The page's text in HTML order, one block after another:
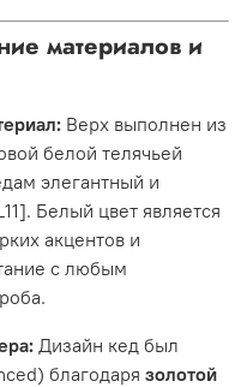
материалов и
Верх выполнен из
белой телячьей
элегантный и
Белый цвет является
акцентов и
с любым
Дизайн кед был
благодаря золотой